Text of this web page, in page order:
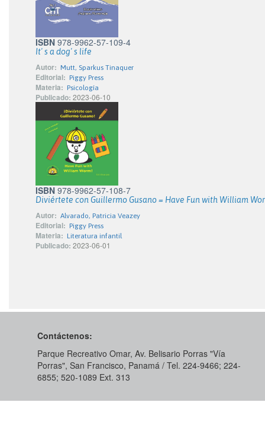
ISBN 978-9962-57-109-4
It' s a dog' s life
Autor: Mutt, Sparkus Tinaquer
Editorial: Piggy Press
Materia: Psicología
Publicado: 2023-06-10
ISBN 978-9962-57-108-7
Diviértete con Guillermo Gusano = Have Fun with William
Autor: Alvarado, Patricia Veazey
Editorial: Piggy Press
Materia: Literatura infantil
Publicado: 2023-06-01
Contáctenos:
Parque Recreativo Omar, Av. Belisario Porras "Vía
Porras", San Francisco, Panamá / Tel. 224-9466; 224-
6855; 520-1089​ Ext. 313